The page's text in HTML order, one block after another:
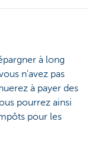
à long
n'avez pas
à payer des
pourrez ainsi
pour les